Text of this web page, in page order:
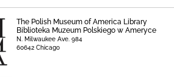
The Polish Museum of America Library
Biblioteka Muzeum Polskiego w Ameryce
N. Milwaukee Ave. 984
60642 Chicago